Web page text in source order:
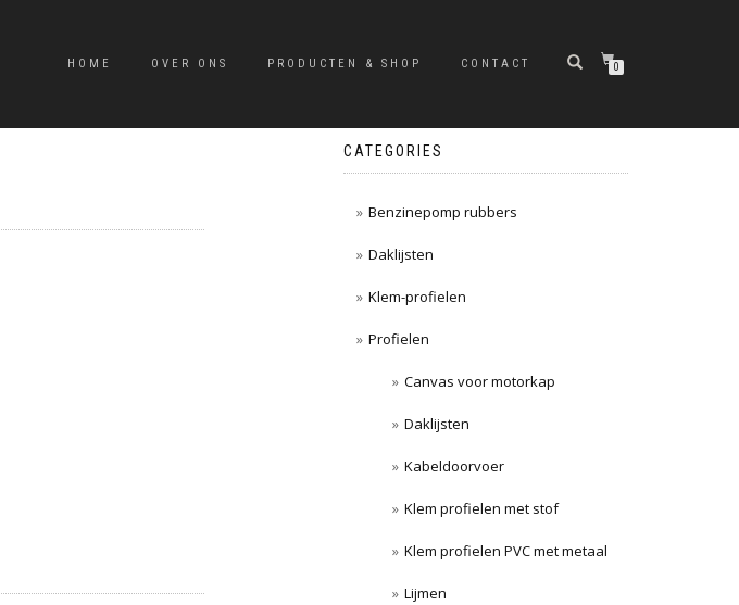
HOME OVER ONS PRODUCTEN & SHOP CONTACT 0
CATEGORIES
Benzinepomp rubbers
Daklijsten
Klem-profielen
Profielen
Canvas voor motorkap
Daklijsten
Kabeldoorvoer
Klem profielen met stof
Klem profielen PVC met metaal
Lijmen